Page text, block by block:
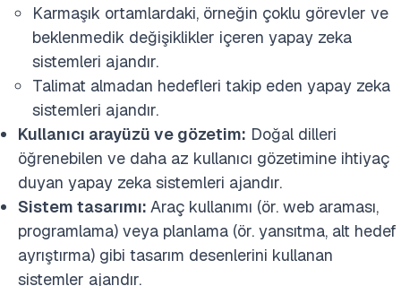
Karmaşık ortamlardaki, örneğin çoklu görevler ve
beklenmedik değişiklikler içeren yapay zeka
sistemleri ajandır.
Talimat almadan hedefleri takip eden yapay zeka
sistemleri ajandır.
Kullanıcı arayüzü ve gözetim: Doğal dilleri
öğrenebilen ve daha az kullanıcı gözetimine ihtiyaç
duyan yapay zeka sistemleri ajandır.
Sistem tasarımı: Araç kullanımı (ör. web araması,
programlama) veya planlama (ör. yansıtma, alt hedef
ayrıştırma) gibi tasarım desenlerini kullanan
sistemler ajandır.